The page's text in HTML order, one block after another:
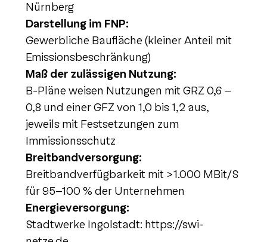
Nürnberg
Darstellung im FNP:
Gewerbliche Baufläche (kleiner Anteil mit
Emissionsbeschränkung)
Maß der zulässigen Nutzung:
B-Pläne weisen Nutzungen mit GRZ 0,6 –
0,8 und einer GFZ von 1,0 bis 1,2 aus,
jeweils mit Festsetzungen zum
Immissionsschutz
Breitbandversorgung:
Breitbandverfügbarkeit mit >1.000 MBit/S
für 95-100 % der Unternehmen
Energieversorgung:
Stadtwerke Ingolstadt: https://swi-